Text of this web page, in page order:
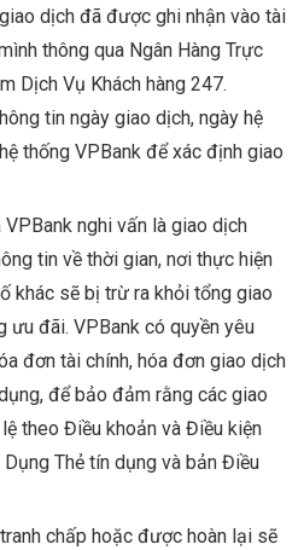
dịch đã được ghi nhận vào tài
thông qua Ngân Hàng Trực
Dịch Vụ Khách hàng 247.
tin ngày giao dịch, ngày hệ
thống VPBank để xác định giao
nghi vấn là giao dịch
tin về thời gian, nơi thực hiện
khác sẽ bị trừ ra khỏi tổng giao
đãi. VPBank có quyền yêu
đơn tài chính, hóa đơn giao dịch
để bảo đảm rằng các giao
theo Điều khoản và Điều kiện
Thẻ tín dụng và bản Điều
chấp hoặc được hoàn lại sẽ